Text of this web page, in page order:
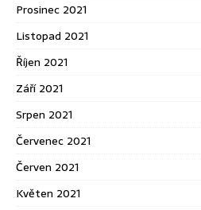
Prosinec 2021
Listopad 2021
Říjen 2021
Září 2021
Srpen 2021
Červenec 2021
Červen 2021
Květen 2021